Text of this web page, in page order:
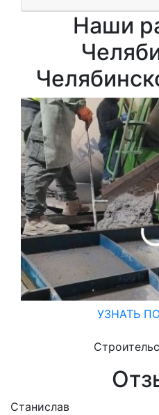
Наши
УЗНАТЬ
Станислав